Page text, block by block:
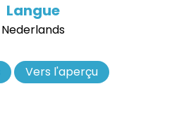
Langue
Nederlands
Retirer
des
Vers l'aperçu